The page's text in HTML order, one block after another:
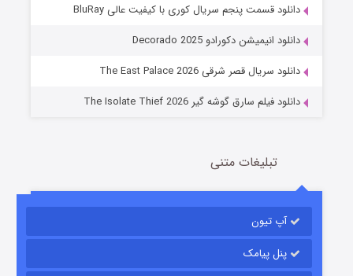
عملیات آپارتمان
قسمت2 (زیرنویس) منتشر شد
دانلود قسمت پنجم سریال کوری با کیفیت عالی BluRay
دانلود انیمیشن دکورادو Decorado 2025
دانلود سریال قصر شرقی The East Palace 2026
دانلود فیلم سارق گوشه گیر The Isolate Thief 2026
تبلیغات متنی
آپ تیون
پنل پیامک